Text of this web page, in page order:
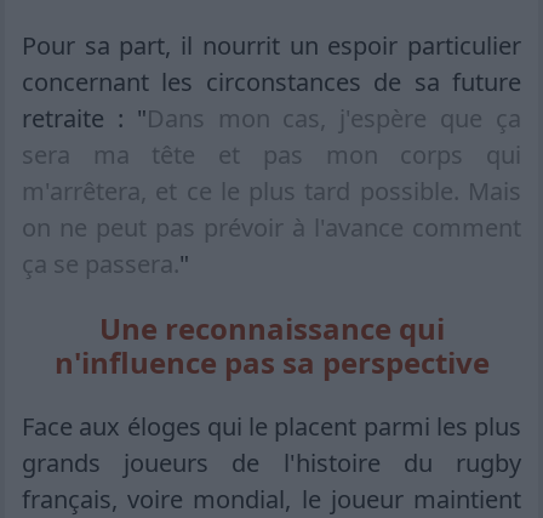
Pour sa part, il nourrit un espoir particulier
concernant les circonstances de sa future
retraite : "Dans mon cas, j'espère que ça
sera ma tête et pas mon corps qui
m'arrêtera, et ce le plus tard possible. Mais
on ne peut pas prévoir à l'avance comment
ça se passera."
Une reconnaissance qui
n'influence pas sa perspective
Face aux éloges qui le placent parmi les plus
grands joueurs de l'histoire du rugby
français, voire mondial, le joueur maintient